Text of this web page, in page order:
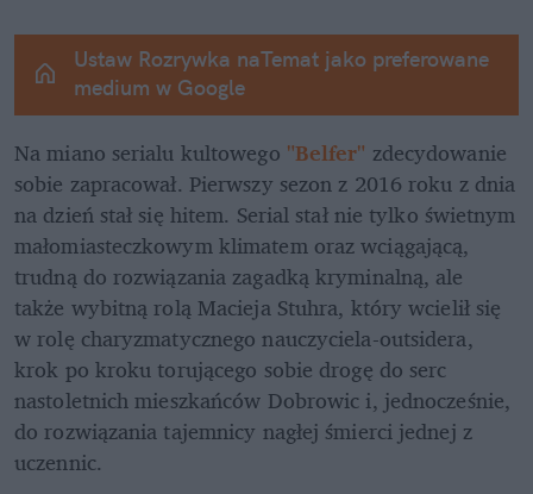
Ustaw Rozrywka naTemat jako preferowane
medium w Google
Na miano serialu kultowego "Belfer" zdecydowanie
sobie zapracował. Pierwszy sezon z 2016 roku z dnia
na dzień stał się hitem. Serial stał nie tylko świetnym
małomiasteczkowym klimatem oraz wciągającą,
trudną do rozwiązania zagadką kryminalną, ale
także wybitną rolą Macieja Stuhra, który wcielił się
w rolę charyzmatycznego nauczyciela-outsidera,
krok po kroku torującego sobie drogę do serc
nastoletnich mieszkańców Dobrowic i, jednocześnie,
do rozwiązania tajemnicy nagłej śmierci jednej z
uczennic.